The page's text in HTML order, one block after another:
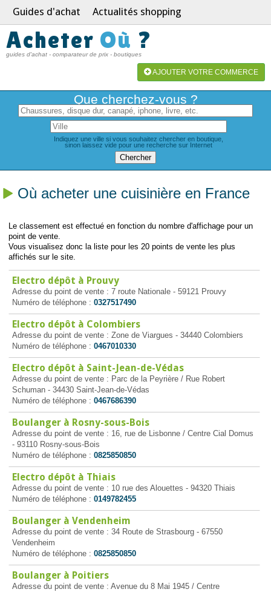
Guides d'achat Actualités shopping
Acheter Où ?
guides d'achat - comparateur de prix - boutiques
AJOUTER VOTRE COMMERCE
Que cherchez-vous ?
Indiquez une ville si vous souhaitez chercher en boutique,
sinon laissez vide pour une recherche sur Internet
Où acheter une cuisinière en France
Le classement est effectué en fonction du nombre d'affichage pour un
point de vente.
Vous visualisez donc la liste pour les 20 points de vente les plus
affichés sur le site.
Electro dépôt à Prouvy
Adresse du point de vente : 7 route Nationale - 59121 Prouvy
Numéro de téléphone : 0327517490
Electro dépôt à Colombiers
Adresse du point de vente : Zone de Viargues - 34440 Colombiers
Numéro de téléphone : 0467010330
Electro dépôt à Saint-Jean-de-Védas
Adresse du point de vente : Parc de la Peyrière / Rue Robert
Schuman - 34430 Saint-Jean-de-Védas
Numéro de téléphone : 0467686390
Boulanger à Rosny-sous-Bois
Adresse du point de vente : 16, rue de Lisbonne / Centre Cial Domus
- 93110 Rosny-sous-Bois
Numéro de téléphone : 0825850850
Electro dépôt à Thiais
Adresse du point de vente : 10 rue des Alouettes - 94320 Thiais
Numéro de téléphone : 0149782455
Boulanger à Vendenheim
Adresse du point de vente : 34 Route de Strasbourg - 67550
Vendenheim
Numéro de téléphone : 0825850850
Boulanger à Poitiers
Adresse du point de vente : Avenue du 8 Mai 1945 / Centre